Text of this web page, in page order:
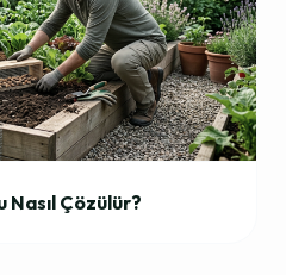
Nasıl Çözülür?